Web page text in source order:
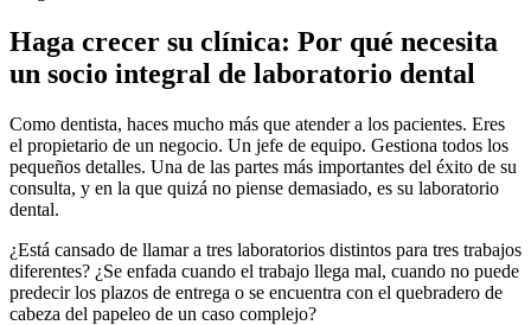
Haga crecer su clínica: Por qué necesita
un socio integral de laboratorio dental
Como dentista, haces mucho más que atender a los pacientes. Eres
el propietario de un negocio. Un jefe de equipo. Gestiona todos los
pequeños detalles. Una de las partes más importantes del éxito de su
consulta, y en la que quizá no piense demasiado, es su laboratorio
dental.
¿Está cansado de llamar a tres laboratorios distintos para tres trabajos
diferentes? ¿Se enfada cuando el trabajo llega mal, cuando no puede
predecir los plazos de entrega o se encuentra con el quebradero de
cabeza del papeleo de un caso complejo?